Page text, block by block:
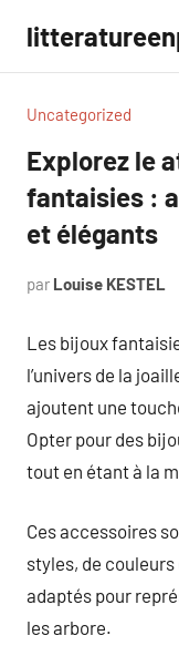
contenu
Uncategorized
Explorez le
fantaisies :
et élégants
par Louise KESTEL
Les bijoux
l’univers de la
ajoutent une
Opter pour des
tout en étant à la
Ces accessoires
styles, de
adaptés pour
les arbore.